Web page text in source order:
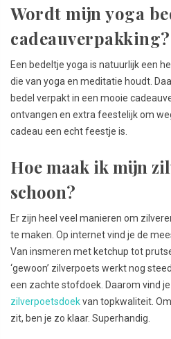
Wordt mijn yoga
cadeauverpakking?
Een bedeltje yoga is natuurlijk een
die van yoga en meditatie houdt.
bedel verpakt in een mooie
ontvangen en extra feestelijk om
cadeau een echt feestje is.
Hoe maak ik mijn
schoon?
Er zijn heel veel manieren om
te maken. Op internet vind je de
Van insmeren met ketchup tot
‘gewoon’ zilverpoets werkt nog
een zachte stofdoek. Daarom vind
zilverpoetsdoekvan topkwaliteit.
zit, ben je zo klaar. Superhandig.